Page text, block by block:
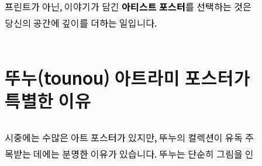
프린트가 아닌, 이야기가 담긴 아티스트 포스터를 선택하는 것은
당신의 공간에 깊이를 더하는 일입니다.
뚜누(tounou) 아트라미 포스터가
특별한 이유
시중에는 수많은 아트 포스터가 있지만, 뚜누의 컬렉션이 유독 주
목받는 데에는 분명한 이유가 있습니다. 뚜누는 단순히 그림을 인